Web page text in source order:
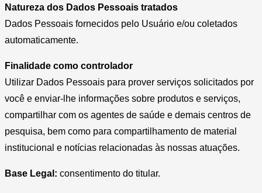
Natureza dos Dados Pessoais tratados
Dados Pessoais fornecidos pelo Usuário e/ou coletados
automaticamente.
Finalidade como controlador
Utilizar Dados Pessoais para prover serviços solicitados por
você e enviar-lhe informações sobre produtos e serviços,
compartilhar com os agentes de saúde e demais centros de
pesquisa, bem como para compartilhamento de material
institucional e notícias relacionadas às nossas atuações.
Base Legal: consentimento do titular.